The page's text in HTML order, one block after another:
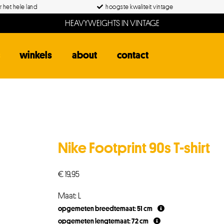
het hele land hoogste kwaliteit vintage
HEAVYWEIGHTS IN VINTAGE
winkels about contact
Nike Footprint 90s T-shirt
€19,95
Maat: L
opgemeten breedtemaat: 51 cm
opgemeten lengtemaat: 72 cm